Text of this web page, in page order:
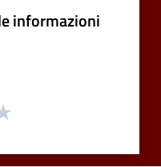
informazioni